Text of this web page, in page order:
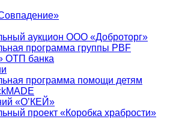
аукцион ООО «Доброторг»
программа группы PBF
ОТП банка
программа помощи детям
«О’КЕЙ»
проект «Коробка храбрости»